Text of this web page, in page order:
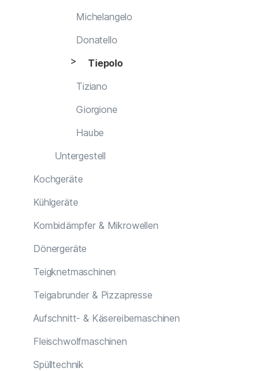
Michelangelo
Donatello
Tiepolo
Tiziano
Giorgione
Haube
Untergestell
Kochgeräte
Kühlgeräte
Kombidämpfer & Mikrowellen
Dönergeräte
Teigknetmaschinen
Teigabrunder & Pizzapresse
Aufschnitt- & Käsereibemaschinen
Fleischwolfmaschinen
Spülltechnik